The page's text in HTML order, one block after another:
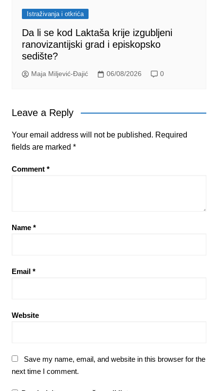
Istraživanja i otkrića
Da li se kod Laktaša krije izgubljeni
ranovizantijski grad i episkopsko
sedište?
Maja Miljević-Đajić 06/08/2026 0
Leave a Reply
Your email address will not be published. Required
fields are marked *
Comment *
Name *
Email *
Website
Save my name, email, and website in this browser for the
next time I comment.